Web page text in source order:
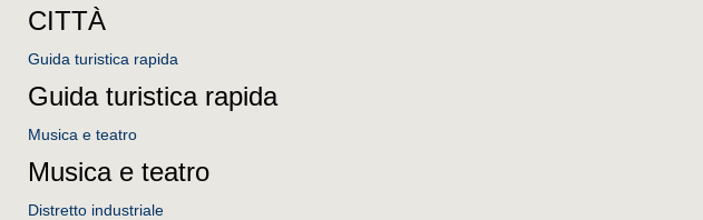
CITTÀ
Guida turistica rapida
Guida turistica rapida
Musica e teatro
Musica e teatro
Distretto industriale